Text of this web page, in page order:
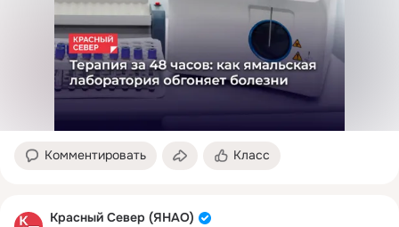
Комментировать Класс
Красный Север (ЯНАО)